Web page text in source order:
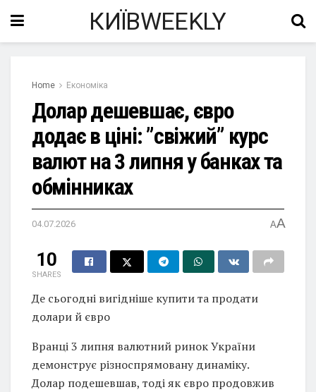
КИЇВWEEKLY
Home Економіка
Долар дешевшає, євро
додає в ціні: ”свіжий” курс
валют на 3 липня у банках та
обмінниках
04.07.2026 AA
10
SHARES
Де сьогодні вигідніше купити та продати
долари й євро
Вранці 3 липня валютний ринок України
демонструє різноспрямовану динаміку.
Долар подешевшав, тоді як євро продовжив